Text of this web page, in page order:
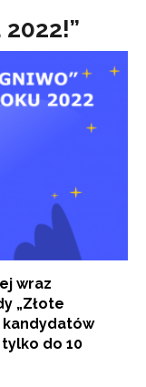
wraz
„Złote
kandydatów
tylko do 10